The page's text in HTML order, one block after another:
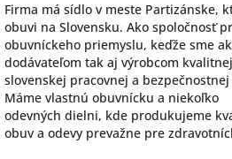
Firma má sídlo v meste Partizánske,
obuvi na Slovensku. Ako spoločnosť
obuvníckeho priemyslu, keďže sme
dodávateľom tak aj výrobcom kvalitnej
slovenskej pracovnej a
Máme vlastnú obuvnícku a niekoľko
odevných dielni, kde produkujeme
obuv a odevy prevažne pre